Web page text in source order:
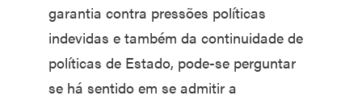
garantia contra pressões políticas
indevidas e também da continuidade de
políticas de Estado, pode-se perguntar
se há sentido em se admitir a